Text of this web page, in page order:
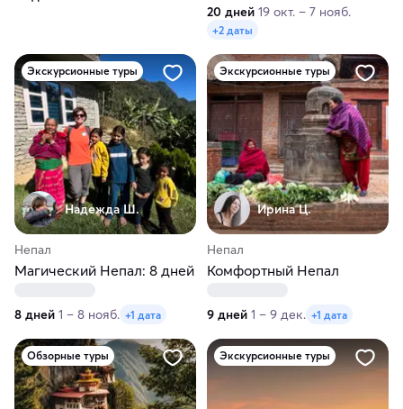
20 дней 19 окт. – 7 нояб.
+2 даты
Экскурсионные туры
Надежда Ш.
Непал
Магический Непал: 8 дней
8 дней 1 – 8 нояб. +1 дата
Экскурсионные туры
Ирина Ц.
Непал
Комфортный Непал
9 дней 1 – 9 дек. +1 дата
Обзорные туры Экскурсионные туры